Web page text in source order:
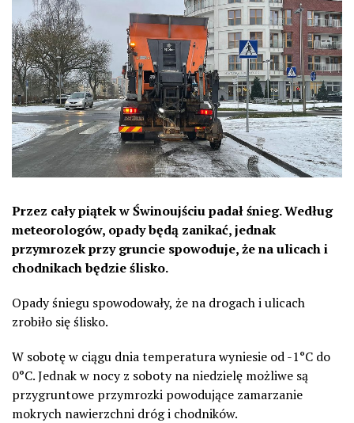
Przez cały piątek w Świnoujściu padał śnieg. Według
meteorologów, opady będą zanikać, jednak
przymrozek przy gruncie spowoduje, że na ulicach i
chodnikach będzie ślisko.
Opady śniegu spowodowały, że na drogach i ulicach
zrobiło się ślisko.
W sobotę w ciągu dnia temperatura wyniesie od -1°C do
0°C. Jednak w nocy z soboty na niedzielę możliwe są
przygruntowe przymrozki powodujące zamarzanie
mokrych nawierzchni dróg i chodników.